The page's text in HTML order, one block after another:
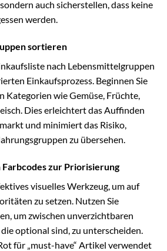
auch sicherstellen, dass keine
werden.
sortieren
nach Lebensmittelgruppen
Einkaufsprozess. Beginnen Sie
Kategorien wie Gemüse, Früchte,
Dies erleichtert das Auffinden
und minimiert das Risiko,
zu übersehen.
zur Priorisierung
visuelles Werkzeug, um auf
zu setzen. Nutzen Sie
um zwischen unverzichtbaren
optional sind, zu unterscheiden.
für „must-have“ Artikel verwendet